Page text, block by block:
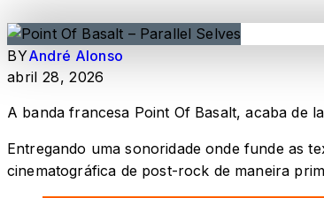
BYAndré Alonso
abril 28, 2026
A banda francesa Point Of Basalt, acaba de
Entregando uma sonoridade onde funde as
cinematográfica de post-rock de maneira